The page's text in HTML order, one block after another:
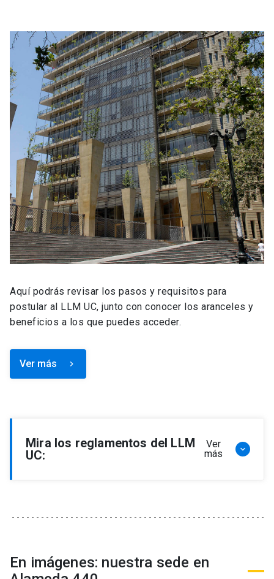
Aquí podrás revisar los pasos y requisitos para
postular al LLM UC, junto con conocer los aranceles y
beneficios a los que puedes acceder.
Ver más keyboard_arrow_right
Mira los reglamentos del LLM
UC:
Ver
más
keyboard_arrow_down
Reglamento de Becas y Descuentos Programa
de Magíster en Derecho, LLM
En imágenes: nuestra sede en